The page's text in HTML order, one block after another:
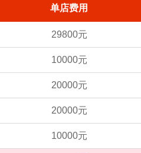
单店费用
29800元
10000元
20000元
20000元
10000元